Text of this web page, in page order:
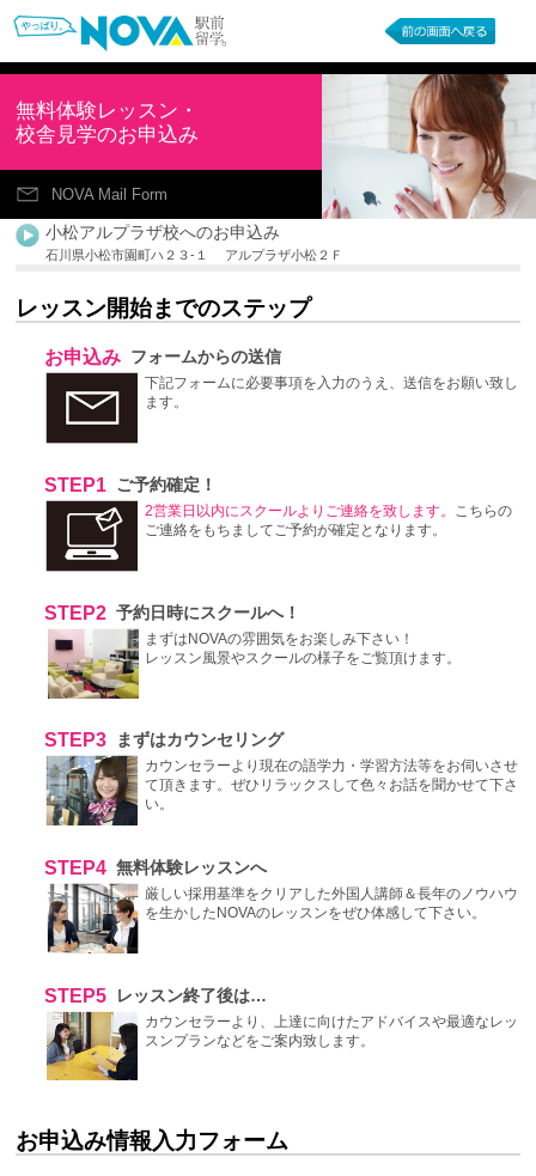
無料体験レッスン・
校舎見学のお申込み
NOVA Mail Form
小松アルプラザ校へのお申込み
石川県小松市園町ハ２３-１ アルプラザ小松２Ｆ
レッスン開始までのステップ
お申込み フォームからの送信
下記フォームに必要事項を入力のうえ、送信をお願い致し
ます。
STEP1 ご予約確定！
2営業日以内にスクールよりご連絡を致します。
こちらの
ご連絡をもちましてご予約が確定となります。
STEP2 予約日時にスクールへ！
まずはNOVAの雰囲気をお楽しみ下さい！
レッスン風景やスクールの様子をご覧頂けます。
STEP3 まずはカウンセリング
カウンセラーより現在の語学力・学習方法等をお伺いさせ
て頂きます。ぜひリラックスして色々お話を聞かせて下さ
い。
STEP4 無料体験レッスンへ
厳しい採用基準をクリアした外国人講師＆長年のノウハウ
を生かしたNOVAのレッスンをぜひ体感して下さい。
STEP5 レッスン終了後は…
カウンセラーより、上達に向けたアドバイスや最適なレッ
スンプランなどをご案内致します。
お申込み情報入力フォーム